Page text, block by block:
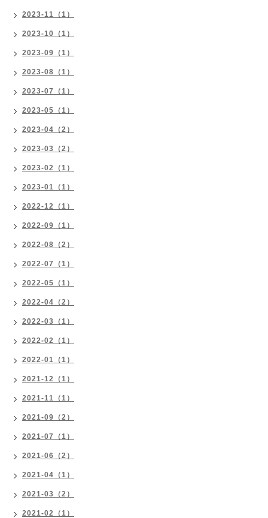
2023-11（1）
2023-10（1）
2023-09（1）
2023-08（1）
2023-07（1）
2023-05（1）
2023-04（2）
2023-03（2）
2023-02（1）
2023-01（1）
2022-12（1）
2022-09（1）
2022-08（2）
2022-07（1）
2022-05（1）
2022-04（2）
2022-03（1）
2022-02（1）
2022-01（1）
2021-12（1）
2021-11（1）
2021-09（2）
2021-07（1）
2021-06（2）
2021-04（1）
2021-03（2）
2021-02（1）